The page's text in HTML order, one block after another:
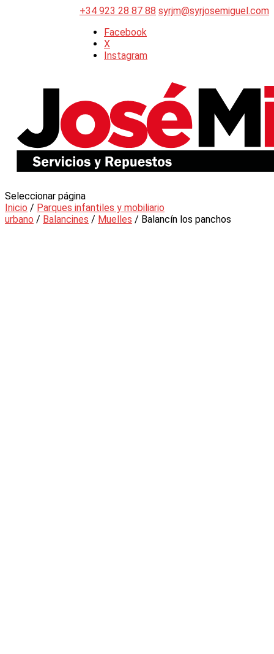
+34 923 28 87 88 syrjm@syrjosemiguel.com
Facebook
X
Instagram
Seleccionar página
Inicio / Parques infantiles y mobiliario
urbano / Balancines / Muelles / Balancín los panchos